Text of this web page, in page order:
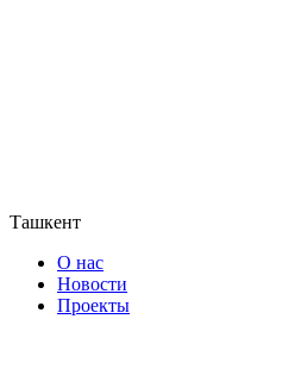
Ташкент
О нас
Новости
Проекты